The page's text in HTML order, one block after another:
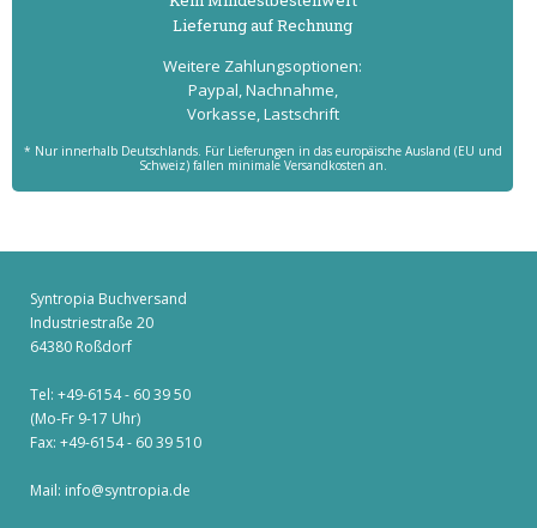
Lieferung auf Rechnung
Weitere Zahlungs­optionen:
Paypal, Nachnahme,
Vorkasse, Lastschrift
* Nur innerhalb Deutschlands. Für Lieferungen in das europäische Ausland (EU und
Schweiz) fallen minimale Versandkosten an.
Syntropia Buchversand
Industriestraße 20
64380 Roßdorf
Tel: +49-6154 - 60 39 50
(Mo-Fr 9-17 Uhr)
Fax: +49-6154 - 60 39 510
Mail: info@syntropia.de